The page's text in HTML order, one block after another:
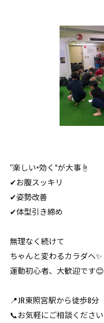
“楽しい×効く”が大事☝️
✔お腹スッキリ
✔姿勢改善
✔体型引き締め
無理なく続けて
ちゃんと変わるカラダへ✨
運動初心者、大歓迎です😊
📍JR東照宮駅から徒歩8分
📞お気軽にご相談ください